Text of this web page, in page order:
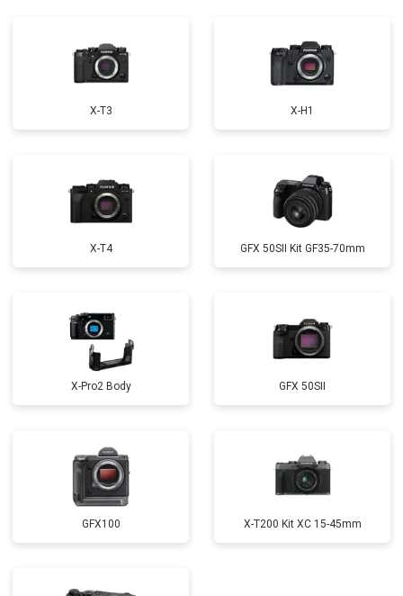
X-T3 X-H1
X-T4 GFX 50SII Kit GF35-70mm
X-Pro2 Body GFX 50SII
GFX100 X-T200 Kit XC 15-45mm